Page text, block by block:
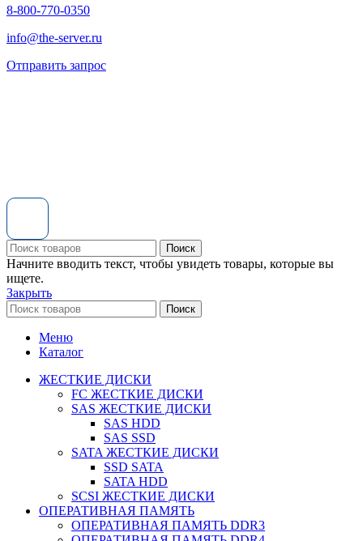
8-800-770-0350
info@the-server.ru
Отправить запрос
Поиск
Начните вводить текст, чтобы увидеть товары, которые вы
ищете.
Закрыть
Поиск
Меню
Каталог
ЖЕСТКИЕ ДИСКИ
FC ЖЕСТКИЕ ДИСКИ
SAS ЖЕСТКИЕ ДИСКИ
SAS HDD
SAS SSD
SATA ЖЕСТКИЕ ДИСКИ
SSD SATA
SATA HDD
SCSI ЖЕСТКИЕ ДИСКИ
ОПЕРАТИВНАЯ ПАМЯТЬ
ОПЕРАТИВНАЯ ПАМЯТЬ DDR3